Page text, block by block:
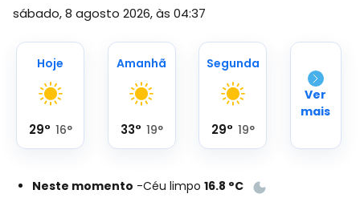
sábado, 8 agosto 2026, às 04:37
Hoje
29° 16°
Amanhã
33° 19°
Segunda
29° 19°
Ver
mais
Neste momento -Céu limpo 16.8 °C